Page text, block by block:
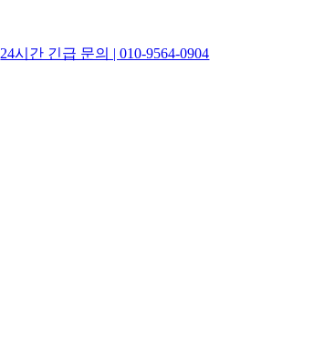
24시간 긴급 문의 | 010-9564-0904